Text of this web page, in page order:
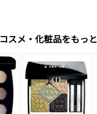
コスメ・化粧品をもっ